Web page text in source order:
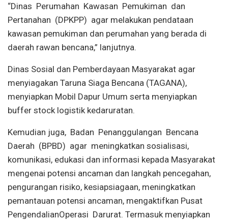
“Dinas Perumahan Kawasan Pemukiman dan
Pertanahan (DPKPP) agar melakukan pendataan
kawasan pemukiman dan perumahan yang berada di
daerah rawan bencana,” lanjutnya.
Dinas Sosial dan Pemberdayaan Masyarakat agar
menyiagakan Taruna Siaga Bencana (TAGANA),
menyiapkan Mobil Dapur Umum serta menyiapkan
buffer stock logistik kedaruratan.
Kemudian juga, Badan Penanggulangan Bencana
Daerah (BPBD) agar meningkatkan sosialisasi,
komunikasi, edukasi dan informasi kepada Masyarakat
mengenai potensi ancaman dan langkah pencegahan,
pengurangan risiko, kesiapsiagaan, meningkatkan
pemantauan potensi ancaman, mengaktifkan Pusat
PengendalianOperasi Darurat. Termasuk menyiapkan